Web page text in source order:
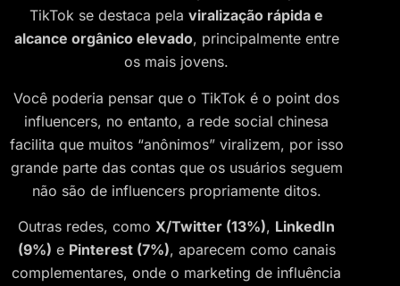
TikTok se destaca pela viralização rápida e
alcance orgânico elevado, principalmente entre
os mais jovens.
Você poderia pensar que o TikTok é o point dos
influencers, no entanto, a rede social chinesa
facilita que muitos “anônimos” viralizem, por isso
grande parte das contas que os usuários seguem
não são de influencers propriamente ditos.
Outras redes, como X/Twitter (13%), LinkedIn
(9%) e Pinterest (7%), aparecem como canais
complementares, onde o marketing de influência